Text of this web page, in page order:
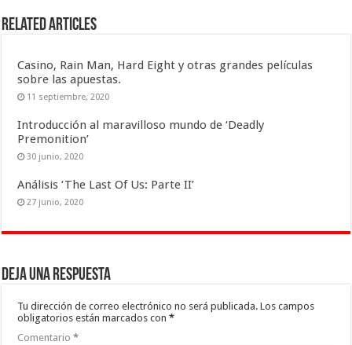
Related Articles
Casino, Rain Man, Hard Eight y otras grandes películas
sobre las apuestas.
11 septiembre, 2020
Introducción al maravilloso mundo de ‘Deadly
Premonition’
30 junio, 2020
Análisis ‘The Last Of Us: Parte II’
27 junio, 2020
Deja una respuesta
Tu dirección de correo electrónico no será publicada. Los campos
obligatorios están marcados con*
Comentario*